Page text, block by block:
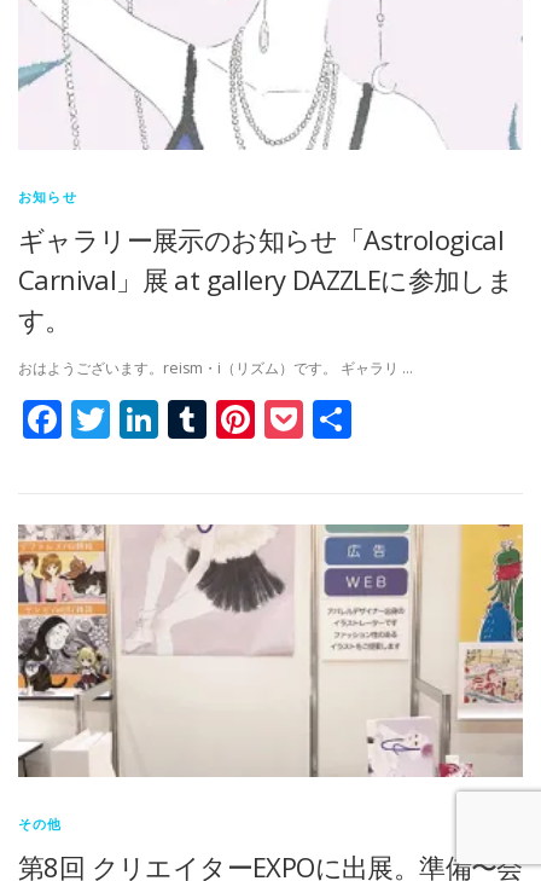
お知らせ
ギャラリー展示のお知らせ「Astrological
Carnival」展 at gallery DAZZLEに参加しま
す。
おはようございます。reism・i（リズム）です。 ギャラリ …
Facebook
Twitter
LinkedIn
Tumblr
Pinterest
Pocket
その他
第8回 クリエイターEXPOに出展。準備〜会